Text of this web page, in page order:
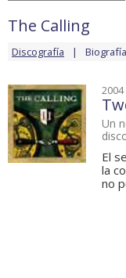
The Calling
Discografía Biografía
2004
Un
El
la
no